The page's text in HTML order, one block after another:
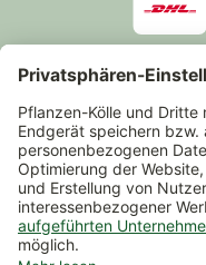
*Alle Preise inkl.
Mindestbestellwert 14,90